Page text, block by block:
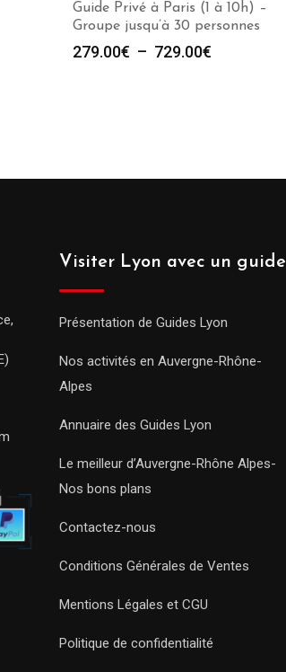
Guide Privé à Paris (1 à 10h) –
Groupe jusqu’à 30 personnes
279.00€ – 729.00€
Visiter Lyon avec un guide
Présentation de Guides Lyon
Nos activités en Auvergne-Rhône-
Alpes
Annuaire des Guides Lyon
Le meilleur d’Auvergne-Rhône Alpes-
Nos bons plans
Contactez-nous
Conditions Générales de Ventes
Mentions Légales et CGU
Politique de confidentialité